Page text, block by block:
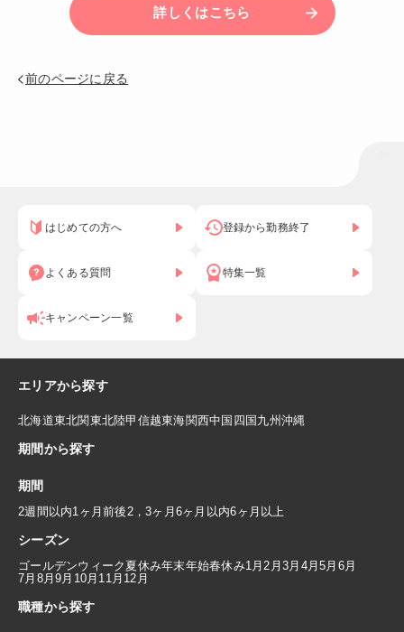
詳しくはこちら
前のページに戻る
はじめての方へ 登録から勤務終了
よくある質問 特集一覧
キャンペーン一覧
エリアから探す
北海道東北関東北陸甲信越東海関西中国 四国 九州 沖縄
期間から探す
期間
2週間以内1ヶ月前後2，3ヶ月 6ヶ月以内6ヶ月以上
シーズン
ゴールデンウィーク 夏休み年末年始春休み1月2月3月 4月5月 6月
7月 8月9月 10月 11月 12月
職種から探す